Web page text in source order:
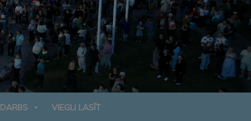
DARBS VIEGLI LASĪT